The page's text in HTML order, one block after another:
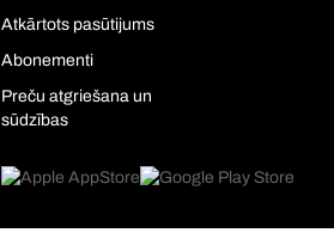
Atkārtots pasūtijums
Abonementi
Preču atgriešana un
sūdzības